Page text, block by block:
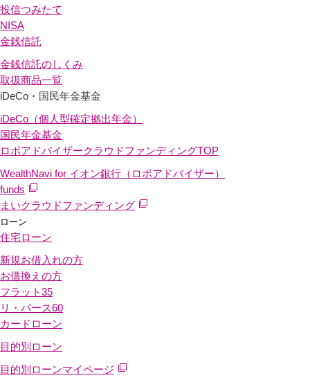
投信つみたて
NISA
金銭信託
金銭信託のしくみ
取扱商品一覧
iDeCo・国民年金基金
iDeCo（個人型確定拠出年金）
国民年金基金
ロボアドバイザークラウドファンディングTOP
WealthNavi for イオン銀行（ロボアドバイザー）
funds
まいクラウドファンディング
ローン
住宅ローン
新規お借入れの方
お借換えの方
フラット35
リ・バース60
カードローン
目的別ローン
目的別ローンマイページ